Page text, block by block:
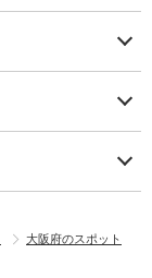
大阪府のスポット